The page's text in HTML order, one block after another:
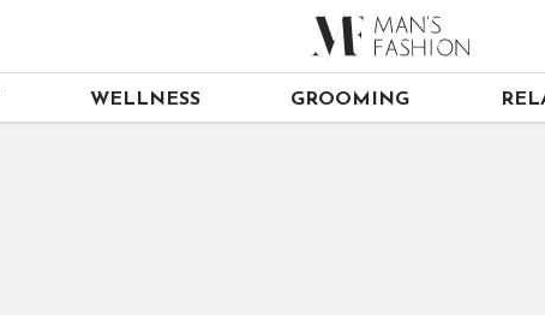
WELLNESS GROOMING